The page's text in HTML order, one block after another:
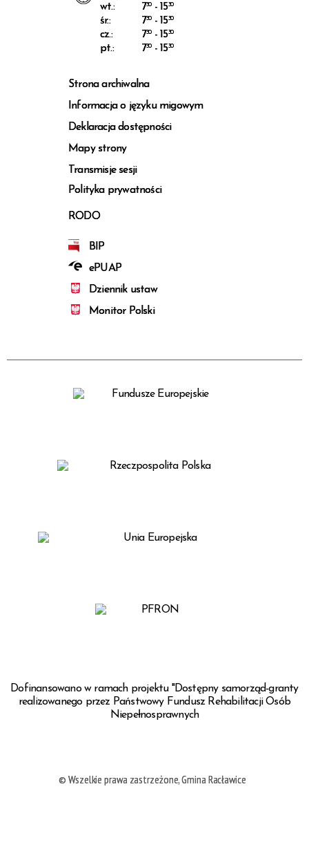
wt.: 730- 1530
śr.: 730- 1530
cz.: 730- 1530
pt.: 730- 1530
Strona archiwalna
Informacja o języku migowym
Deklaracja dostępności
Mapy strony
Transmisje sesji
Polityka prywatności
RODO
BIP
ePUAP
Dziennik ustaw
Monitor Polski
Dofinansowano w ramach projektu "Dostępny samorząd-granty
realizowanego przez Państwowy Fundusz Rehabilitacji Osób
Niepełnosprawnych
© Wszelkie prawa zastrzeżone, Gmina Racławice